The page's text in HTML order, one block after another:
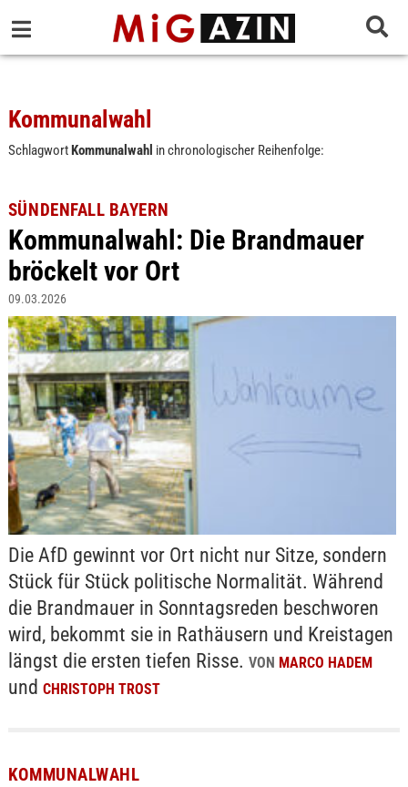
Kommunalwahl
SchlagwortKommunalwahl in chronologischer Reihenfolge:
SÜNDENFALL BAYERN
Kommunalwahl: Die Brandmauer
bröckelt vor Ort
09.03.2026
Die AfD gewinnt vor Ort nicht nur Sitze, sondern
Stück für Stück politische Normalität. Während
die Brandmauer in Sonntagsreden beschworen
wird, bekommt sie in Rathäusern und Kreistagen
längst die ersten tiefen Risse. VON MARCO HADEM
und CHRISTOPH TROST
KOMMUNALWAHL